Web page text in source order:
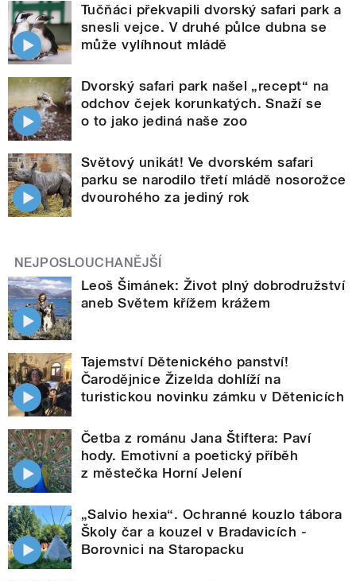
Tučňáci překvapili dvorský safari park a
snesli vejce. V druhé půlce dubna se
může vylíhnout mládě
Dvorský safari park našel „recept“ na
odchov čejek korunkatých. Snaží se
o to jako jediná naše zoo
Světový unikát! Ve dvorském safari
parku se narodilo třetí mládě nosorožce
dvourohého za jediný rok
NEJPOSLOUCHANĚJŠÍ
Leoš Šimánek: Život plný dobrodružství
aneb Světem křížem krážem
Tajemství Dětenického panství!
Čarodějnice Žizelda dohlíží na
turistickou novinku zámku v Dětenicích
Četba z románu Jana Štiftera: Paví
hody. Emotivní a poetický příběh
z městečka Horní Jelení
„Salvio hexia“. Ochranné kouzlo tábora
Školy čar a kouzel v Bradavicích -
Borovnici na Staropacku